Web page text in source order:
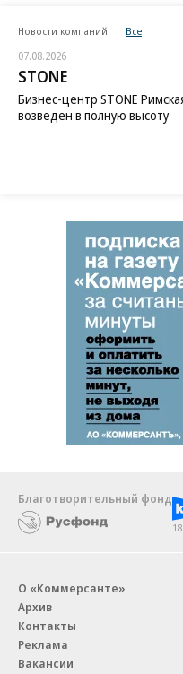
Новости компаний Все
07.08.2026
STONE
Бизнес-центр STONE
возведен в полную высоту
Благотворительный фонд
О «Коммерсанте»
Архив
Контакты
Реклама
Вакансии